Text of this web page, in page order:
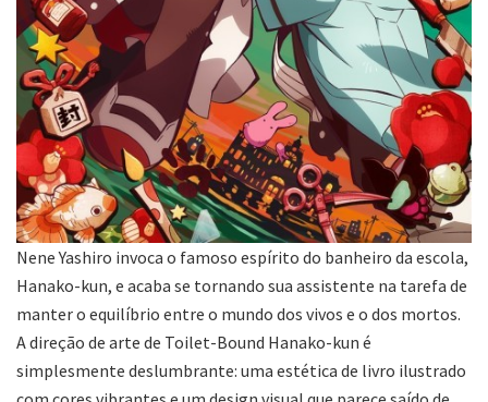
Nene Yashiro invoca o famoso espírito do banheiro da escola,
Hanako-kun, e acaba se tornando sua assistente na tarefa de
manter o equilíbrio entre o mundo dos vivos e o dos mortos.
A direção de arte de Toilet-Bound Hanako-kun é
simplesmente deslumbrante: uma estética de livro ilustrado